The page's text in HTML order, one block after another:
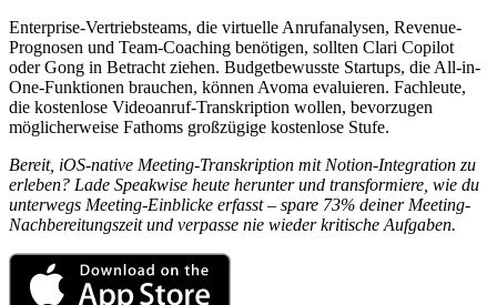
Enterprise-Vertriebsteams, die virtuelle Anrufanalysen, Revenue-
Prognosen und Team-Coaching benötigen, sollten Clari Copilot
oder Gong in Betracht ziehen. Budgetbewusste Startups, die All-in-
One-Funktionen brauchen, können Avoma evaluieren. Fachleute,
die kostenlose Videoanruf-Transkription wollen, bevorzugen
möglicherweise Fathoms großzügige kostenlose Stufe.
Bereit, iOS-native Meeting-Transkription mit Notion-Integration zu
erleben? Lade Speakwise heute herunter und transformiere, wie du
unterwegs Meeting-Einblicke erfasst – spare 73% deiner Meeting-
Nachbereitungszeit und verpasse nie wieder kritische Aufgaben.